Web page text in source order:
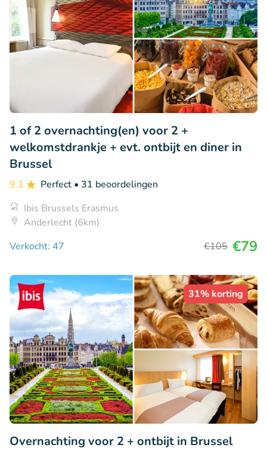
1 of 2 overnachting(en) voor 2 +
welkomstdrankje + evt. ontbijt en diner in
Brussel
9.1 Perfect • 31 beoordelingen
Ibis Brussels Erasmus
Anderlecht (6km)
Verkocht: 47
€105 €79
31% korting
Overnachting voor 2 + ontbijt in Brussel